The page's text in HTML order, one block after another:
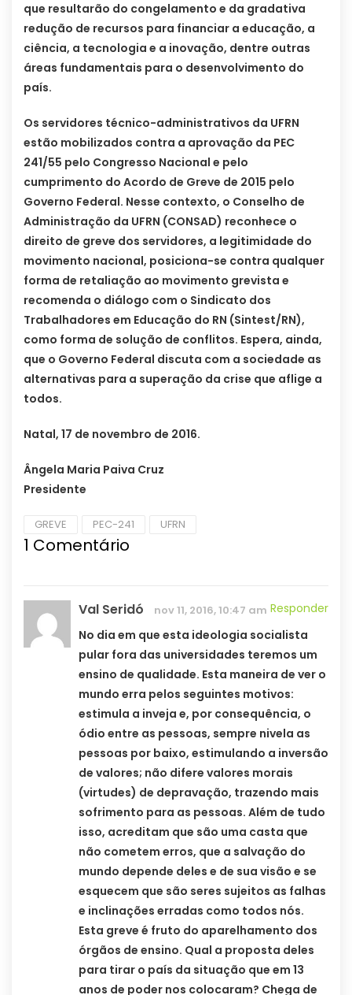
que resultarão do congelamento e da gradativa
redução de recursos para financiar a educação, a
ciência, a tecnologia e a inovação, dentre outras
áreas fundamentais para o desenvolvimento do
país.
Os servidores técnico-administrativos da UFRN
estão mobilizados contra a aprovação da PEC
241/55 pelo Congresso Nacional e pelo
cumprimento do Acordo de Greve de 2015 pelo
Governo Federal. Nesse contexto, o Conselho de
Administração da UFRN (CONSAD) reconhece o
direito de greve dos servidores, a legitimidade do
movimento nacional, posiciona-se contra qualquer
forma de retaliação ao movimento grevista e
recomenda o diálogo com o Sindicato dos
Trabalhadores em Educação do RN (Sintest/RN),
como forma de solução de conflitos. Espera, ainda,
que o Governo Federal discuta com a sociedade as
alternativas para a superação da crise que aflige a
todos.
Natal, 17 de novembro de 2016.
Ângela Maria Paiva Cruz
Presidente
GREVE PEC-241 UFRN
1 Comentário
Val Seridó nov 11, 2016, 10:47 am Responder
No dia em que esta ideologia socialista
pular fora das universidades teremos um
ensino de qualidade. Esta maneira de ver o
mundo erra pelos seguintes motivos:
estimula a inveja e, por consequência, o
ódio entre as pessoas, sempre nivela as
pessoas por baixo, estimulando a inversão
de valores; não difere valores morais
(virtudes) de depravação, trazendo mais
sofrimento para as pessoas. Além de tudo
isso, acreditam que são uma casta que
não cometem erros, que a salvação do
mundo depende deles e de sua visão e se
esquecem que são seres sujeitos as falhas
e inclinações erradas como todos nós.
Esta greve é fruto do aparelhamento dos
órgãos de ensino. Qual a proposta deles
para tirar o país da situação que em 13
anos de poder nos colocaram? Chega de